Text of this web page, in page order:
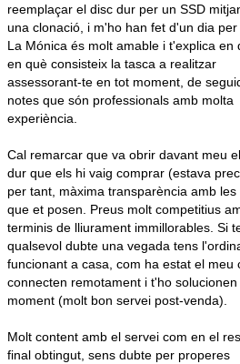
reemplaçar el disc dur per un SSD
una clonació, i m'ho han fet d'un dia per
La Mónica és molt amable i t'explica en
en què consisteix la tasca a realitzar
assessorant-te en tot moment, de
notes que són professionals amb molta
experiència.
Cal remarcar que va obrir davant meu
dur que els hi vaig comprar (estava
per tant, màxima transparència amb les
que et posen. Preus molt competitius
terminis de lliurament immillorables. Si
qualsevol dubte una vegada tens
funcionant a casa, com ha estat el meu
connecten remotament i t'ho solucionen
moment (molt bon servei post-venda).
Molt content amb el servei com en el
final obtingut, sens dubte per properes